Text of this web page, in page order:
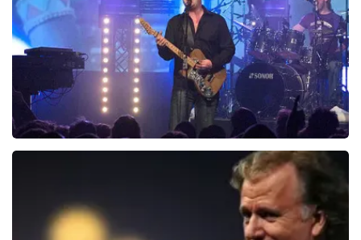
BESTEL NU